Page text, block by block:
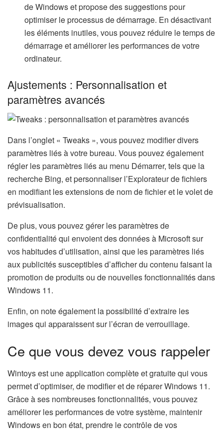
de Windows et propose des suggestions pour
optimiser le processus de démarrage. En désactivant
les éléments inutiles, vous pouvez réduire le temps de
démarrage et améliorer les performances de votre
ordinateur.
Ajustements : Personnalisation et
paramètres avancés
Dans l’onglet « Tweaks », vous pouvez modifier divers
paramètres liés à votre bureau. Vous pouvez également
régler les paramètres liés au menu Démarrer, tels que la
recherche Bing, et personnaliser l’Explorateur de fichiers
en modifiant les extensions de nom de fichier et le volet de
prévisualisation.
De plus, vous pouvez gérer les paramètres de
confidentialité qui envoient des données à Microsoft sur
vos habitudes d’utilisation, ainsi que les paramètres liés
aux publicités susceptibles d’afficher du contenu faisant la
promotion de produits ou de nouvelles fonctionnalités dans
Windows 11.
Enfin, on note également la possibilité d’extraire les
images qui apparaissent sur l’écran de verrouillage.
Ce que vous devez vous rappeler
Wintoys est une application complète et gratuite qui vous
permet d’optimiser, de modifier et de réparer Windows 11.
Grâce à ses nombreuses fonctionnalités, vous pouvez
améliorer les performances de votre système, maintenir
Windows en bon état, prendre le contrôle de vos